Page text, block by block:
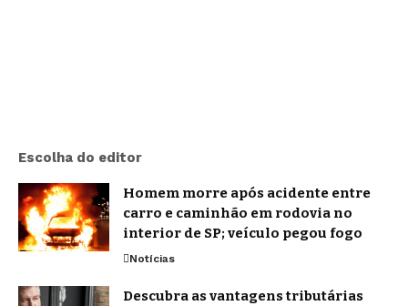
Escolha do editor
Homem morre após acidente entre
carro e caminhão em rodovia no
interior de SP; veículo pegou fogo
Notícias
Descubra as vantagens tributárias